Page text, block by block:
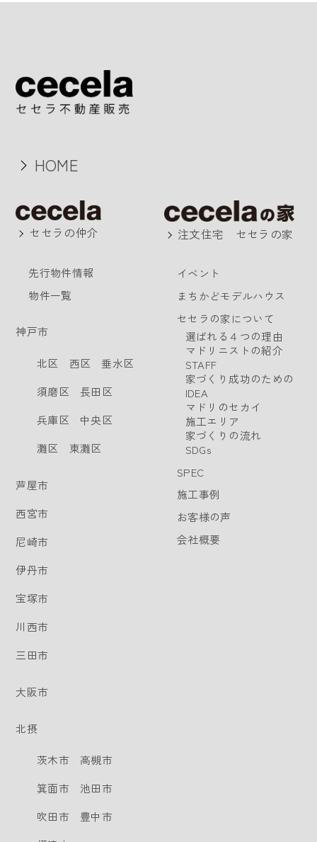
HOME
セセラの仲介
先行物件情報
物件一覧
神戸市
北区 西区
垂水区
須磨区
長田区
兵庫区
中央区
灘区
東灘区
芦屋市
西宮市
尼崎市
伊丹市
宝塚市
川西市
三田市
大阪市
北摂
茨木市
高槻市
箕面市
池田市
吹田市
豊中市
注文住宅 セセラの家
イベント
まちかどモデルハウス
セセラの家について
選ばれる４つの理由
マドリニストの紹介
STAFF
家づくり成功のための
IDEA
マドリのセカイ
施工エリア
家づくりの流れ
SDGs
SPEC
施工事例
お客様の声
会社概要